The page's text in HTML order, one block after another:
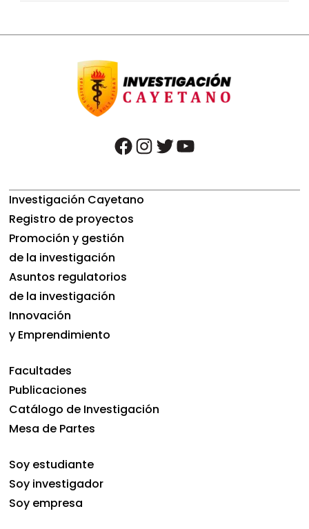
facebook instagram twitter youtube
Investigación Cayetano
Registro de proyectos
Promoción y gestión
de la investigación
Asuntos regulatorios
de la investigación
Innovación
y Emprendimiento
Facultades
Publicaciones
Catálogo de Investigación
Mesa de Partes
Soy estudiante
Soy investigador
Soy empresa